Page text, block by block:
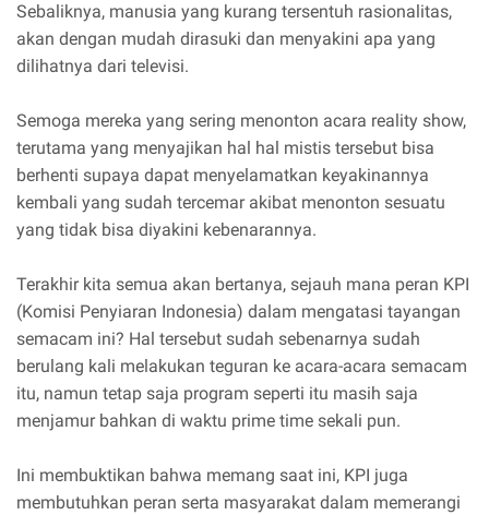
Sebaliknya, manusia yang kurang tersentuh rasionalitas,
akan dengan mudah dirasuki dan menyakini apa yang
dilihatnya dari televisi.
Semoga mereka yang sering menonton acara reality show,
terutama yang menyajikan hal hal mistis tersebut bisa
berhenti supaya dapat menyelamatkan keyakinannya
kembali yang sudah tercemar akibat menonton sesuatu
yang tidak bisa diyakini kebenarannya.
Terakhir kita semua akan bertanya, sejauh mana peran KPI
(Komisi Penyiaran Indonesia) dalam mengatasi tayangan
semacam ini? Hal tersebut sudah sebenarnya sudah
berulang kali melakukan teguran ke acara-acara semacam
itu, namun tetap saja program seperti itu masih saja
menjamur bahkan di waktu prime time sekali pun.
Ini membuktikan bahwa memang saat ini, KPI juga
membutuhkan peran serta masyarakat dalam memerangi